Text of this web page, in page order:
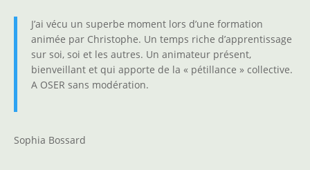
J’ai vécu un superbe moment lors d’une formation
animée par Christophe. Un temps riche d’apprentissage
sur soi, soi et les autres. Un animateur présent,
bienveillant et qui apporte de la « pétillance » collective.
A OSER sans modération.
Sophia Bossard